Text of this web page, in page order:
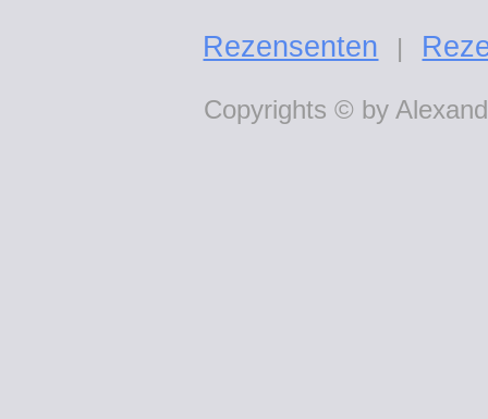
Rezensenten
|
Copyrights © by